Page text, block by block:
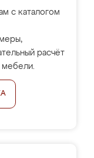
с каталогом
расчёт
мебели.